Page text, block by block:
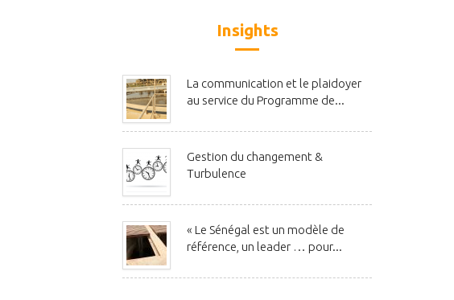
Insights
La communication et le plaidoyer
au service du Programme de...
Gestion du changement &
Turbulence
« Le Sénégal est un modèle de
référence, un leader … pour...